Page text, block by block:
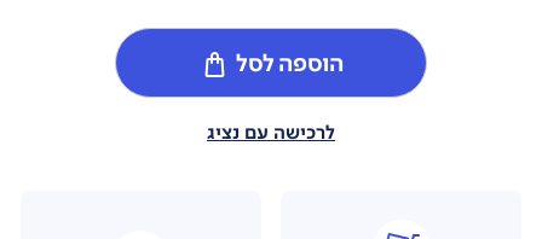
הוספה לסל
לרכישה עם נציג